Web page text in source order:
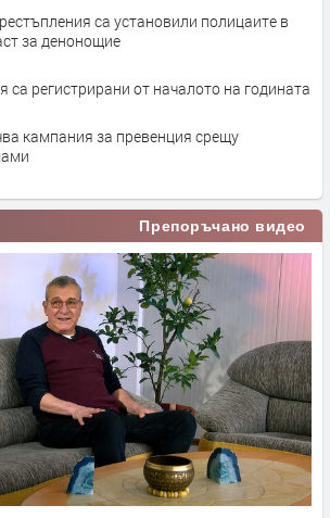
са установили полицаите в
за денонощие
са регистрирани от началото на годината
кампания за превенция срещу
Препоръчано видео